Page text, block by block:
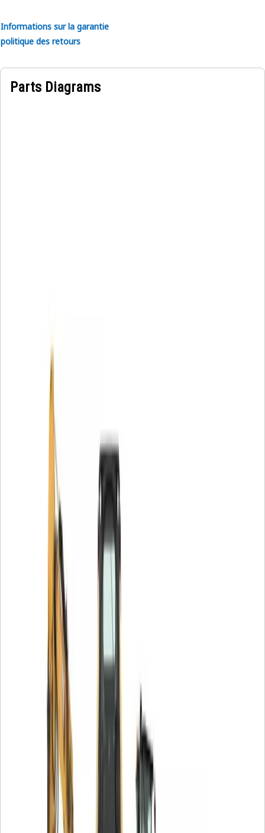
Informations sur la garantie
politique des retours
Parts Diagrams